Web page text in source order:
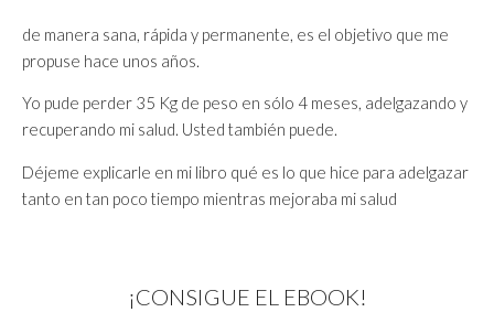
de manera sana, rápida y permanente, es el objetivo que me
propuse hace unos años.
Yo pude perder 35 Kg de peso en sólo 4 meses, adelgazando y
recuperando mi salud. Usted también puede.
Déjeme explicarle en mi libro qué es lo que hice para adelgazar
tanto en tan poco tiempo mientras mejoraba mi salud
¡CONSIGUE EL EBOOK!